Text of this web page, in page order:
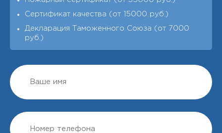
Сертификат качества (от 15000 руб.)
Декларация Таможенного Союза (от 7000
руб.)